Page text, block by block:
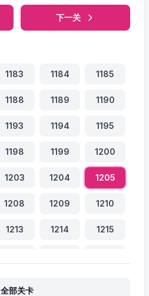
下一关
1183 1184 1185
1188 1189 1190
1193 1194 1195
1198 1199 1200
1203 1204 1205
1208 1209 1210
1213 1214 1215
全部关卡